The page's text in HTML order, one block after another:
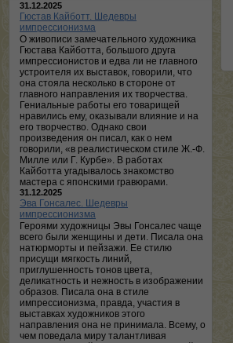
31.12.2025
Гюстав Кайботт. Шедевры
импрессионизма
О живописи замечательного художника
Гюстава Кайботта, большого друга
импрессионистов и едва ли не главного
устроителя их выставок, говорили, что
она стояла несколько в стороне от
главного направления их творчества.
Гениальные работы его товарищей
нравились ему, оказывали влияние и на
его творчество. Однако свои
произведения он писал, как о нем
говорили, «в реалистическом стиле Ж.-Ф.
Милле или Г. Курбе». В работах
Кайботта угадывалось знакомство
мастера с японскими гравюрами.
31.12.2025
Эва Гонсалес. Шедевры
импрессионизма
Героями художницы Эвы Гонсалес чаще
всего были женщины и дети. Писала она
натюрморты и пейзажи. Ее стилю
присущи мягкость линий,
приглушенность тонов цвета,
деликатность и нежность в изображении
образов. Писала она в стиле
импрессионизма, правда, участия в
выставках художников этого
направления она не принимала. Всему, о
чем поведала миру талантливая